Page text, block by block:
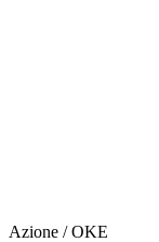
Azione / OKE